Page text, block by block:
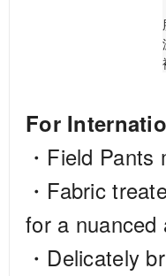
For
・Field
・Fabric
for a nuanced
・Delicately